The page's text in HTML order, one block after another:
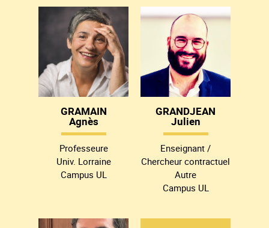
GRAMAIN
Agnès
Professeure
Univ. Lorraine
Campus UL
GRANDJEAN
Julien
Enseignant /
Chercheur contractuel
Autre
Campus UL